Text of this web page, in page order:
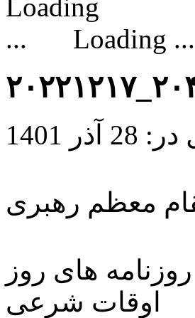
Loading ...
1401
معظم رهبری
روزنامه های روز
اوقات شرعی